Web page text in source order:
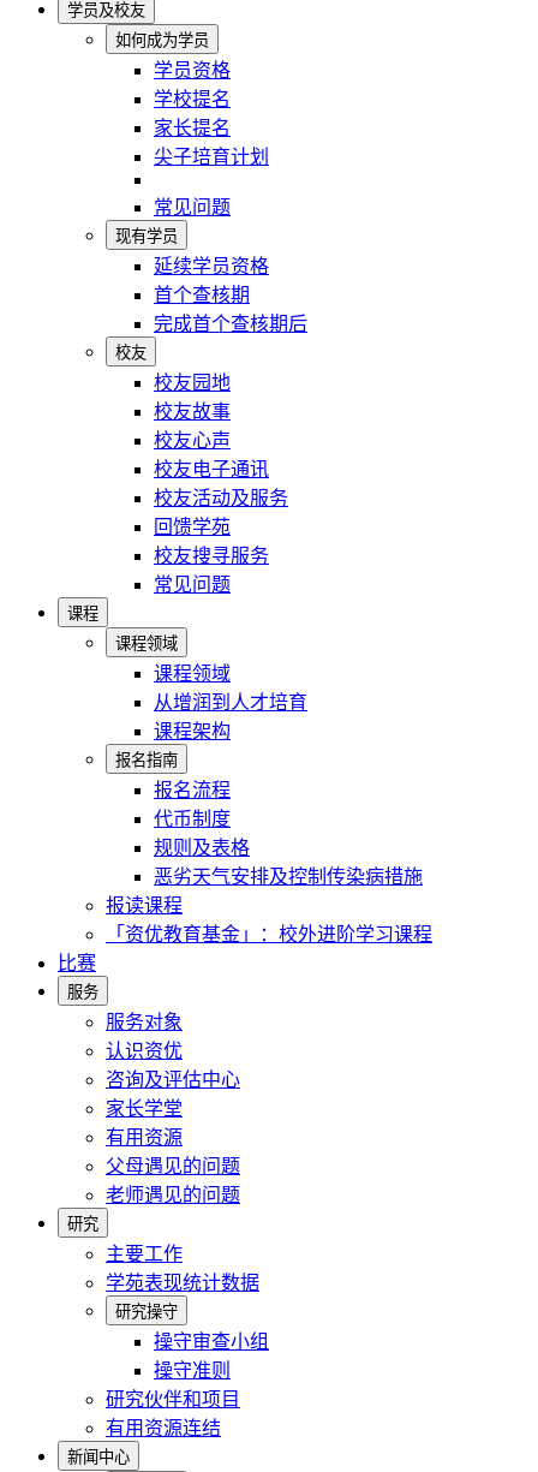
学员及校友
如何成为学员
学员资格
学校提名
家长提名
尖子培育计划
常见问题
现有学员
延续学员资格
首个查核期
完成首个查核期后
校友
校友园地
校友故事
校友心声
校友电子通讯
校友活动及服务
回馈学苑
校友搜寻服务
常见问题
课程
课程领域
课程领域
从增润到人才培育
课程架构
报名指南
报名流程
代币制度
规则及表格
恶劣天气安排及控制传染病措施
报读课程
「资优教育基金」：校外进阶学习课程
比赛
服务
服务对象
认识资优
咨询及评估中心
家长学堂
有用资源
父母遇见的问题
老师遇见的问题
研究
主要工作
学苑表现统计数据
研究操守
操守审查小组
操守准则
研究伙伴和项目
有用资源连结
新闻中心